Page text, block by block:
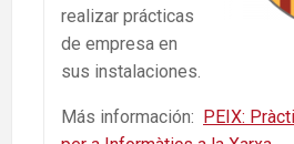
realizar prácticas
de empresa en
sus instalaciones.
Más información: PEIX: